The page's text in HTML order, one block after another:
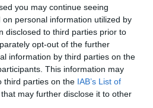
you may continue seeing
personal information utilized by
disclosed to third parties prior to
opt-out of the further
information by third parties on the
This information may
third parties on the IAB’s List of
that may further disclose it to other
agotado todas las
que al final no lo
como fuente preferida
gratuita